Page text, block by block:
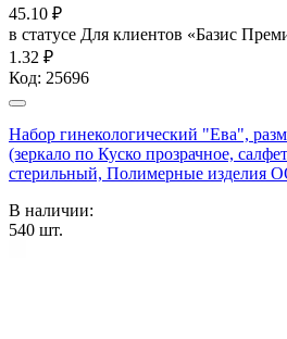
45.10 ₽
в статусе Для клиентов «Базис
1.32 ₽
Код: 25696
Набор гинекологический "Ева",
(зеркало по Куско прозрачное,
стерильный, Полимерные изделия
В наличии:
540 шт.